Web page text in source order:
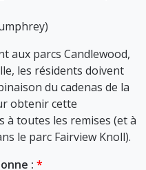
aux parcs Candlewood,
les résidents doivent
du cadenas de la
obtenir cette
à toutes les remises (et à
le parc Fairview Knoll).
: